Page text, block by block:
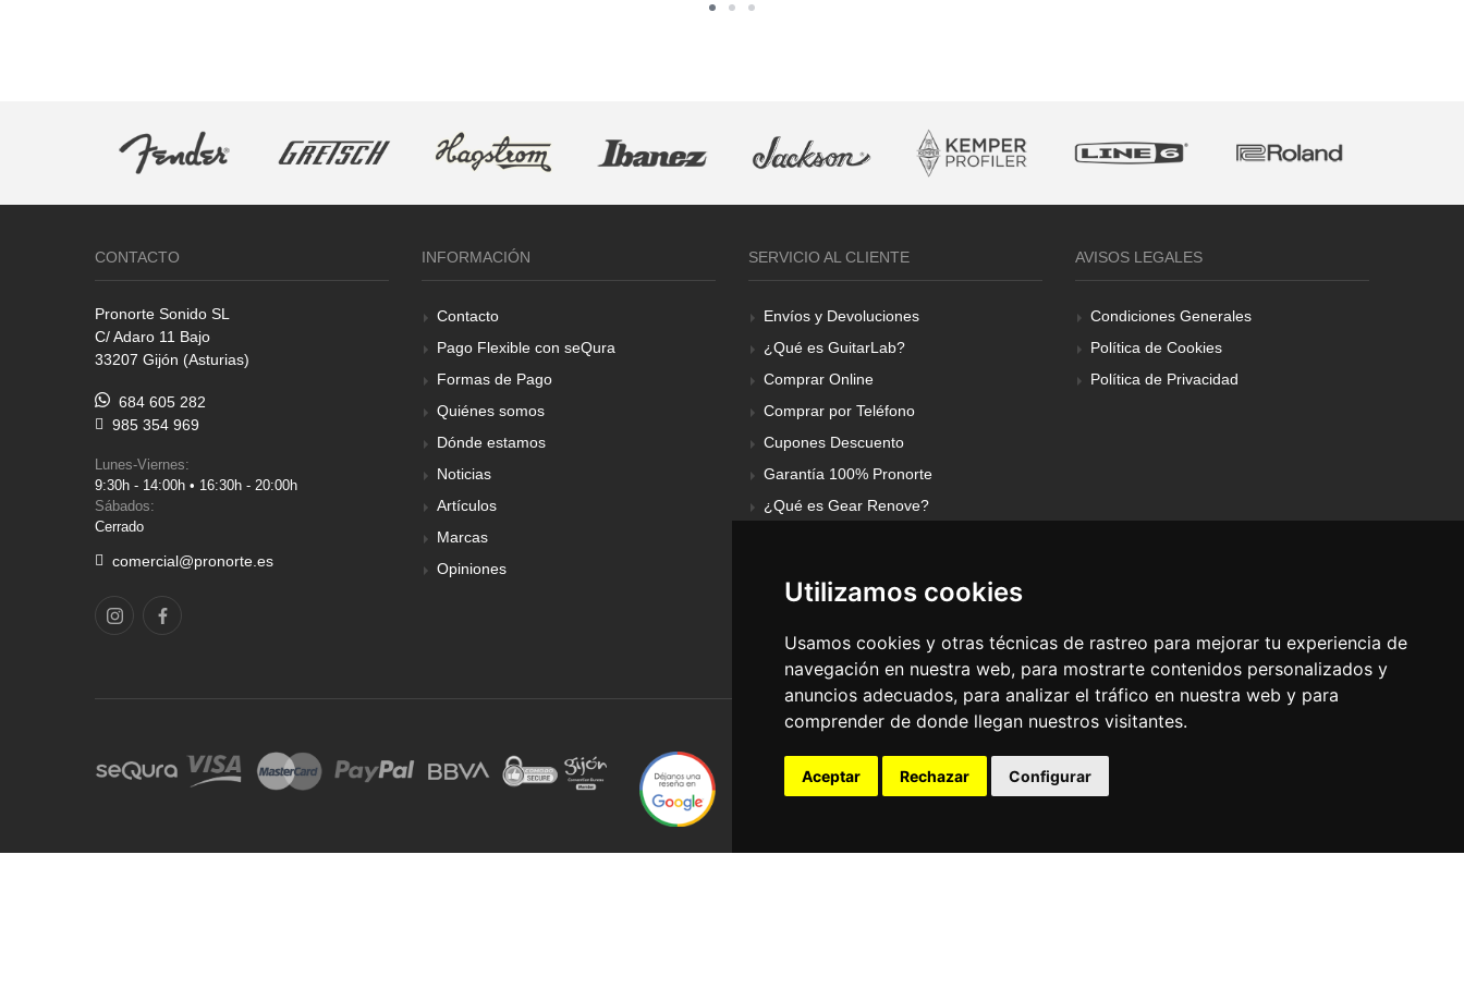
Utilizamos cookies
Usamos cookies y otras técnicas de rastreo para mejorar tu experiencia de
navegación en nuestra web, para mostrarte contenidos personalizados y
anuncios adecuados, para analizar el tráfico en nuestra web y para
comprender de donde llegan nuestros visitantes.
Aceptar Rechazar Configurar
CONTACTO
Pronorte Sonido SL
C/ Adaro 11 Bajo
33207 Gijón (Asturias)
684 605 282
985 354 969
Lunes-Viernes:
9:30h - 14:00h • 16:30h - 20:00h
Sábados:
Cerrado
comercial@pronorte.es
INFORMACIÓN
Contacto
Pago Flexible con seQura
Formas de Pago
Quiénes somos
Dónde estamos
Noticias
Artículos
Marcas
Opiniones
SERVICIO AL CLIENTE
Envíos y Devoluciones
¿Qué es GuitarLab?
Comprar Online
Comprar por Teléfono
Cupones Descuento
Garantía 100% Pronorte
¿Qué es Gear Renove?
AVISOS LEGALES
Condiciones Generales
Política de Cookies
Política de Privacidad
© Pronorte Sonido SL. Todos los derechos reservados.